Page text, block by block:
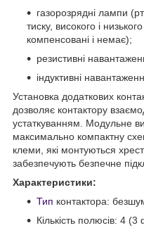
газорозрядні лампи
тиску, високого і
компенсовані і немає);
резистивні
індуктивні
Установка додаткових
дозволяє контактору
устаткуванням. Модульне
максимально компактну
клеми, які монтуються
забезпечують безпечне
Характеристики:
Тип контактора:
Кількість полюсів: 4